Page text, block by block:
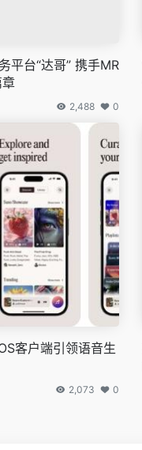
平台“达哥” 携手MR
2,488 0
客户端引领语音生
2,073 0